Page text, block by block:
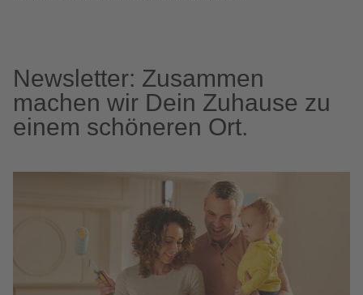
Newsletter: Zusammen
machen wir Dein Zuhause zu
einem schöneren Ort.